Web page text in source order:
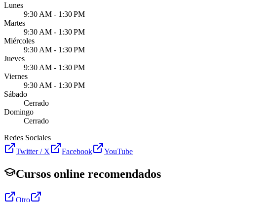
Lunes
9:30 AM - 1:30 PM
Martes
9:30 AM - 1:30 PM
Miércoles
9:30 AM - 1:30 PM
Jueves
9:30 AM - 1:30 PM
Viernes
9:30 AM - 1:30 PM
Sábado
Cerrado
Domingo
Cerrado
Redes Sociales
Twitter / X
Facebook YouTube
Cursos online recomendados
Otro